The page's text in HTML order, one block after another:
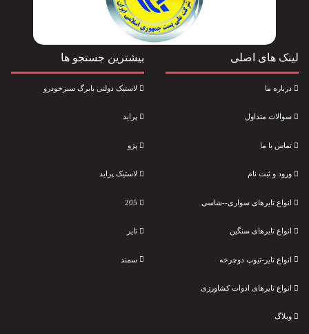
لینک های اصلی
درباره ما
سوالات متداول
تماس با ما
ورود و ثبت نام
انواع تایرهای سواری--شاسی
انواع تایرهای سنگین
انواع تایر-تیوپ دوچرخه
انواع تایرهای ادوات کشاورزی
وبلاگ
بیشترین جستجو ها
لاستیک دولتی بابرگ سبزخودرو
پراید
پژو
لاستیک پراید
205
تایر
سمند